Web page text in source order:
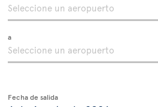
a
Fecha de salida